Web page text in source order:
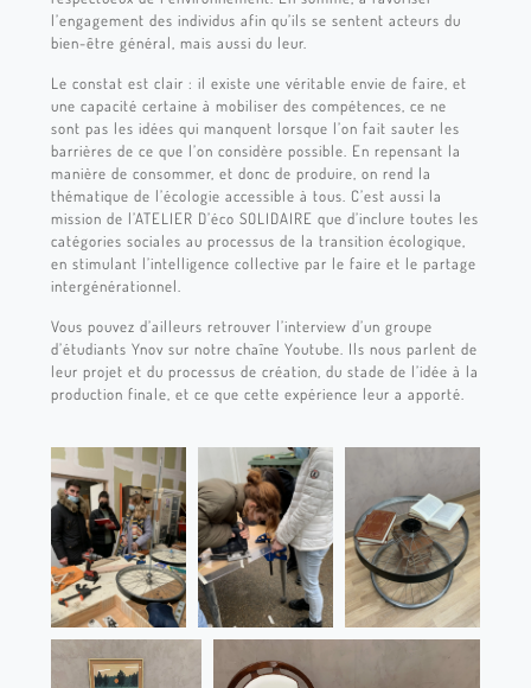
l’engagement des individus afin qu’ils se sentent acteurs du
bien-être général, mais aussi du leur.
Le constat est clair : il existe une véritable envie de faire, et
une capacité certaine à mobiliser des compétences, ce ne
sont pas les idées qui manquent lorsque l’on fait sauter les
barrières de ce que l’on considère possible. En repensant la
manière de consommer, et donc de produire, on rend la
thématique de l’écologie accessible à tous. C’est aussi la
mission de l’ATELIER D’éco SOLIDAIRE que d’inclure toutes les
catégories sociales au processus de la transition écologique,
en stimulant l’intelligence collective par le faire et le partage
intergénérationnel.
Vous pouvez d’ailleurs retrouver l’interview d’un groupe
d’étudiants Ynov sur notre chaîne Youtube. Ils nous parlent de
leur projet et du processus de création, du stade de l’idée à la
production finale, et ce que cette expérience leur a apporté.